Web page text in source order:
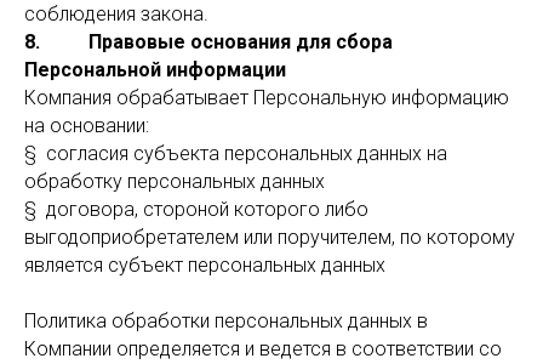
соблюдения закона.
8. Правовые основания для сбора
Персональной информации
Компания обрабатывает Персональную информацию
на основании:
§ согласия субъекта персональных данных на
обработку персональных данных
§ договора, стороной которого либо
выгодоприобретателем или поручителем, по которому
является субъект персональных данных
Политика обработки персональных данных в
Компании определяется и ведется в соответствии со